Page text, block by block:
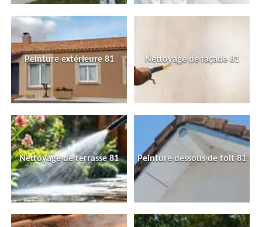
Peinture extérieure 81 Nettoyage de façade 81
Nettoyage de terrasse 81 Peinture dessous de toit 81